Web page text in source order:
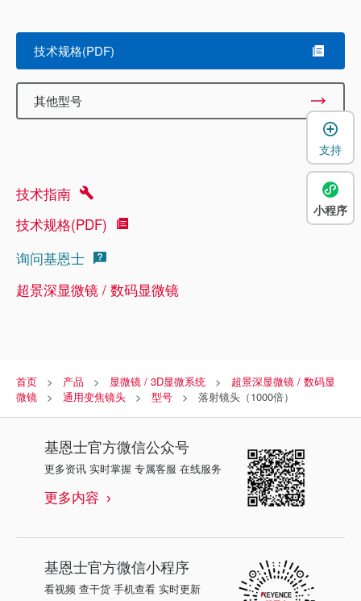
技术规格(PDF)
其他型号
技术指南
技术规格(PDF)
询问基恩士
超景深显微镜 / 数码显微镜
首页 产品 显微镜 / 3D显微系统
超景深显微镜 / 数码显
微镜
通用变焦镜头 型号 落射镜头（1000倍）
基恩士官方微信公众号
更多资讯 实时掌握 专属客服 在线服务
更多内容
基恩士官方微信小程序
看视频 查干货 手机查看 实时更新
支持
小程序